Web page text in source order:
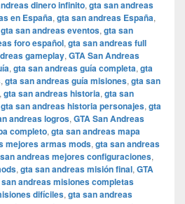
dinero infinito, gta san andreas
en España, gta san andreas España,
gta san andreas eventos, gta san
foro español, gta san andreas full
gameplay, GTA San Andreas
, gta san andreas guía completa, gta
, gta san andreas guía misiones, gta san
, gta san andreas historia, gta san
gta san andreas historia personajes, gta
andreas logros, GTA San Andreas
completo, gta san andreas mapa
mejores armas mods, gta san andreas
andreas mejores configuraciones,
, gta san andreas misión final, GTA
andreas misiones completas
difíciles, gta san andreas